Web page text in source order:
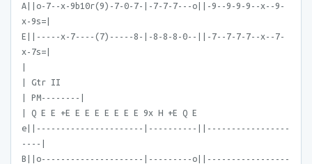
A||o-7--x-9b10r(9)-7-0-7-|-7-7-7---o||-9--9-9-9--x--9-
x-9s=|
E||-----x-7----(7)-----8-|-8-8-8-0--||-7--7-7-7--x--7-
x-7s=|
| Gtr II
| PM--------|
| Q E E +E E E E E E E E 9x H +E Q E
e||----------------------|----------||-----------------
----|
B||o---------------------|---------o||-----------------